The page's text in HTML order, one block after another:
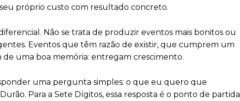
próprio custo com resultado concreto.
Não se trata de produzir eventos mais bonitos ou
Eventos que têm razão de existir, que cumprem um
uma boa memória: entregam crescimento.
uma pergunta simples: o que eu quero que
Para a Sete Dígitos, essa resposta é o ponto de partida